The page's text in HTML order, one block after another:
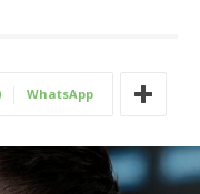
WhatsApp